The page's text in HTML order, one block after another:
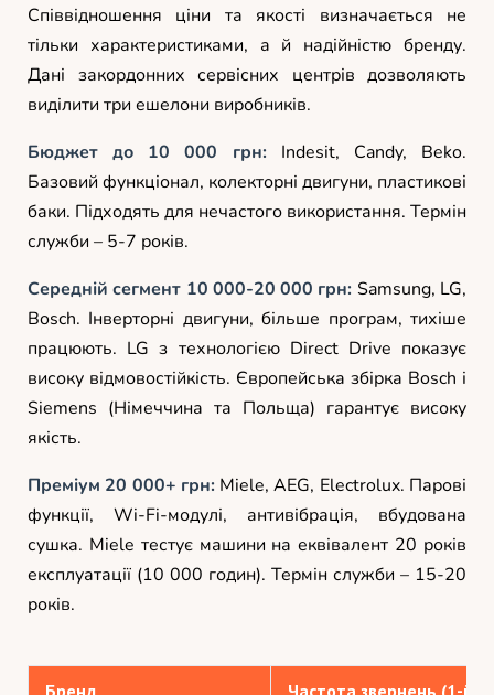
Співвідношення ціни та якості визначається не
тільки характеристиками, а й надійністю бренду.
Дані закордонних сервісних центрів дозволяють
виділити три ешелони виробників.
Бюджет до 10 000 грн:Indesit, Candy, Beko.
Базовий функціонал, колекторні двигуни, пластикові
баки. Підходять для нечастого використання. Термін
служби – 5-7 років.
Середній сегмент 10 000-20 000 грн: Samsung, LG,
Bosch. Інверторні двигуни, більше програм, тихіше
працюють. LG з технологією Direct Drive показує
високу відмовостійкість. Європейська збірка Bosch і
Siemens (Німеччина та Польща) гарантує високу
якість.
Преміум 20 000+ грн:Miele, AEG, Electrolux. Парові
функції, Wi-Fi-модулі, антивібрація, вбудована
сушка. Miele тестує машини на еквівалент 20 років
експлуатації (10 000 годин). Термін служби – 15-20
років.